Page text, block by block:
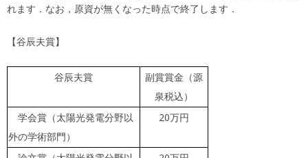
れます．なお，原資が無くなった時点で終了します．
【谷辰夫賞】
谷辰夫賞
副賞賞金（源
泉税込）
学会賞（太陽光発電分野以
外の学術部門）
20万円